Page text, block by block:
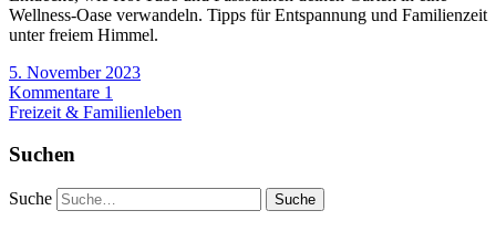
Wellness-Oase verwandeln. Tipps für Entspannung und Familienzeit
unter freiem Himmel.
5. November 2023
Kommentare 1
Freizeit & Familienleben
Suchen
Suche